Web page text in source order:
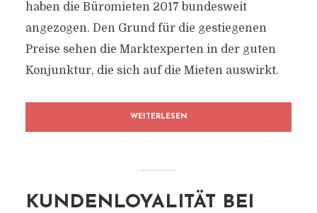
haben die Büromieten 2017 bundesweit
angezogen. Den Grund für die gestiegenen
Preise sehen die Marktexperten in der guten
Konjunktur, die sich auf die Mieten auswirkt.
WEITERLESEN
KUNDENLOYALITÄT BEI